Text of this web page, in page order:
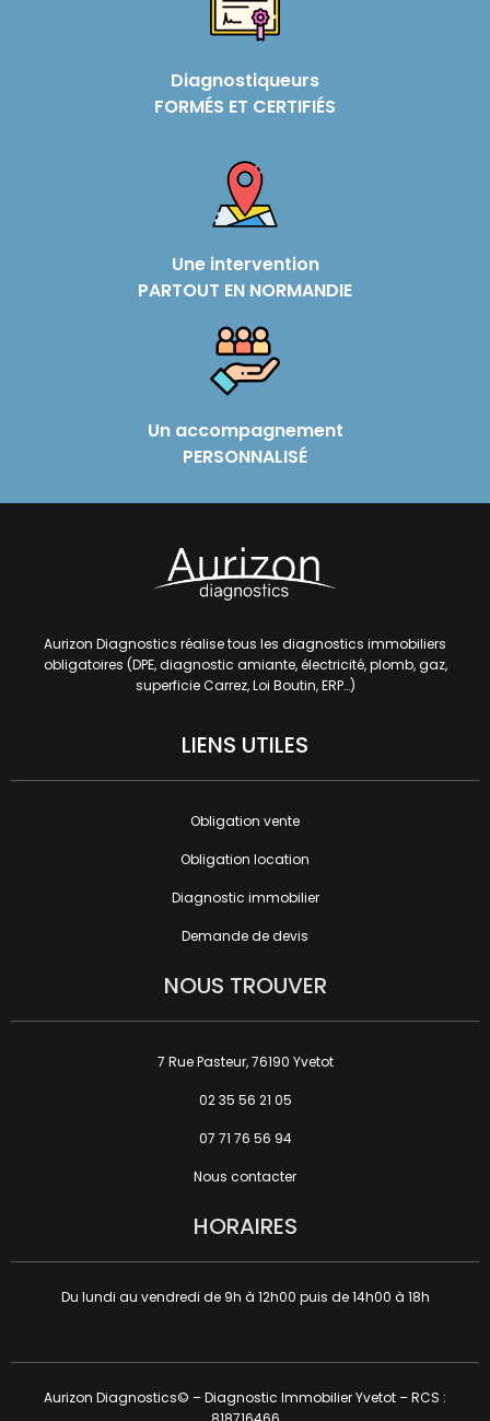
Diagnostiqueurs
FORMÉS ET CERTIFIÉS
Une intervention
PARTOUT EN NORMANDIE
Un accompagnement
PERSONNALISÉ
Aurizon Diagnostics réalise tous les diagnostics immobiliers
obligatoires (DPE, diagnostic amiante, électricité, plomb, gaz,
superficie Carrez,Loi Boutin, ERP…)
LIENS UTILES
Obligation vente
Obligation location
Diagnostic immobilier
Demande de devis
NOUS TROUVER
7 Rue Pasteur, 76190 Yvetot
02 35 56 21 05
07 71 76 56 94
Nous contacter
HORAIRES
Du lundi au vendredi de 9h à 12h00 puis de 14h00 à 18h
Aurizon Diagnostics© – Diagnostic Immobilier Yvetot – RCS :